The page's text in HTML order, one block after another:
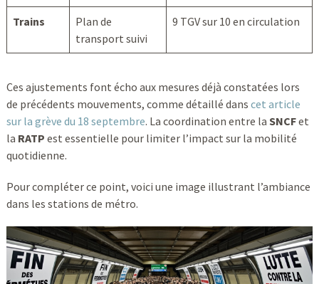
Trains
Plan de
transport suivi
9 TGV sur 10 en circulation
Ces ajustements font écho aux mesures déjà constatées lors
de précédents mouvements, comme détaillé dans cet article
sur la grève du 18 septembre. La coordination entre la SNCFet
la RATP est essentielle pour limiter l’impact sur la mobilité
quotidienne.
Pour compléter ce point, voici une image illustrant l’ambiance
dans les stations de métro.